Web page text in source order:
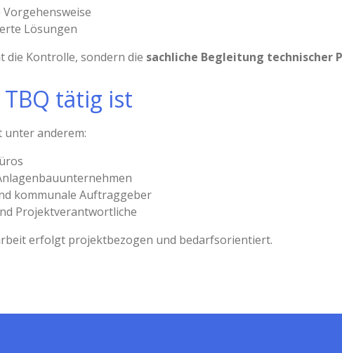
Lösungen
die Kontrolle, sondern die sachliche Begleitung technischer
tätig ist
anderem:
kommunale Auftraggeber
Projektverantwortliche
erfolgt projektbezogen und bedarfsorientiert.